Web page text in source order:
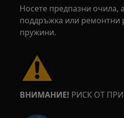
Носете предпазни очила,
поддръжка или ремонтни
пружини.
ВНИМАНИЕ! РИСК ОТ